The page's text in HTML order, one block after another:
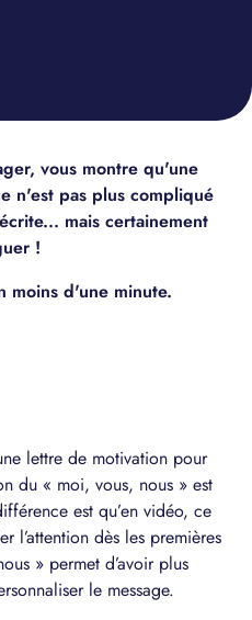
vous montre qu'une
n'est pas plus compliqué
mais certainement
!
moins d'une minute.
lettre de motivation pour
du « moi, vous, nous » est
est qu’en vidéo, ce
l’attention dès les premières
» permet d’avoir plus
le message.